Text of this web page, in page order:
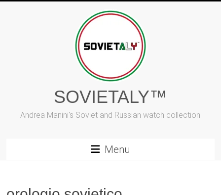
SOVIETALY™
Andrea Manini's Soviet and Russian watch collection
Menu